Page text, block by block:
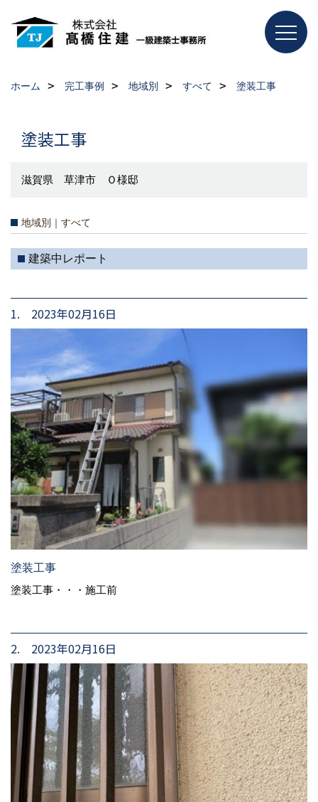
ホーム 完工事例 地域別 すべて 塗装工事
塗装工事
滋賀県 草津市 Ｏ様邸
地域別｜すべて
建築中レポート
1. 2023年02月16日
塗装工事
塗装工事・・・施工前
2. 2023年02月16日